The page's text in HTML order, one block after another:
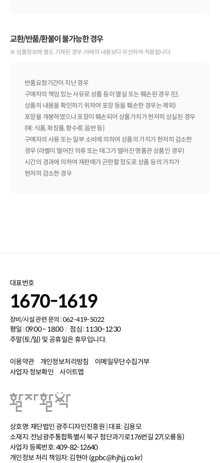
교환/반품/환불이 불가능한 경우
※ 상품정보에 별도 기재된 경우 ,아래의 내용보다 우선하여 적용됩니다.
반품요청기간이 지난 경우
구매자의 책임 있는 사유로 상품 등이 멸실 또는 훼손된 경우 (단,
상품의 내용을 확인하기 위하여 포장 등을 훼손한 경우는 제외)
포장을 개봉하였으나 포장이 훼손되어 상품가치가 현저히 상실된 경우
(예: 식품, 화장품, 향수류, 음반 등)
구매자의 사용 또는 일부 소비에 의하여 상품의 가치가 현저히 감소한
경우 (라벨이 떨어진 의류 또는 태그가 떨어진 명품관 상품인 경우)
시간의 경과에 의하여 재판매가 곤란할 정도로 상품 등의 가치가
현저히 감소한 경우
상호명: 재단법인 광주디자인진흥원 | 대표: 김용모
소재지: 전남광주통합특별시 북구 첨단과기로176번길 27(오룡동)
사업자 등록번호: 409-82-12640
개인정보 처리 책임자: 김현아 (gpbc@hjhjj.co.kr)
대표번호
1670-1619
장비/시설 관련 문의 : 062-419-5022
평일 : 09:00 ~ 18:00
점심 : 11:30~12:30
주말(토/일) 및 공휴일은 휴무입니다.
이용약관 개인정보처리방침
이메일무단수집거부
사업자 정보확인
사이트맵